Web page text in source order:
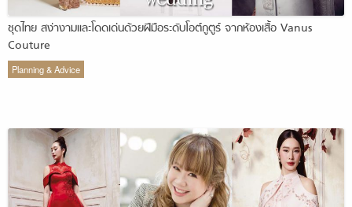
ชุดไทย สง่างามและโดดเด่นด้วยฝีมือระดับโอต์กูตูร์ จากห้องเสื้อ Vanus
Couture
Planning & Advice